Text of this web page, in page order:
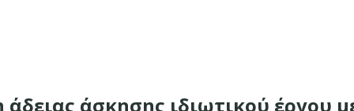
άσκησης ιδιωτικού έργου